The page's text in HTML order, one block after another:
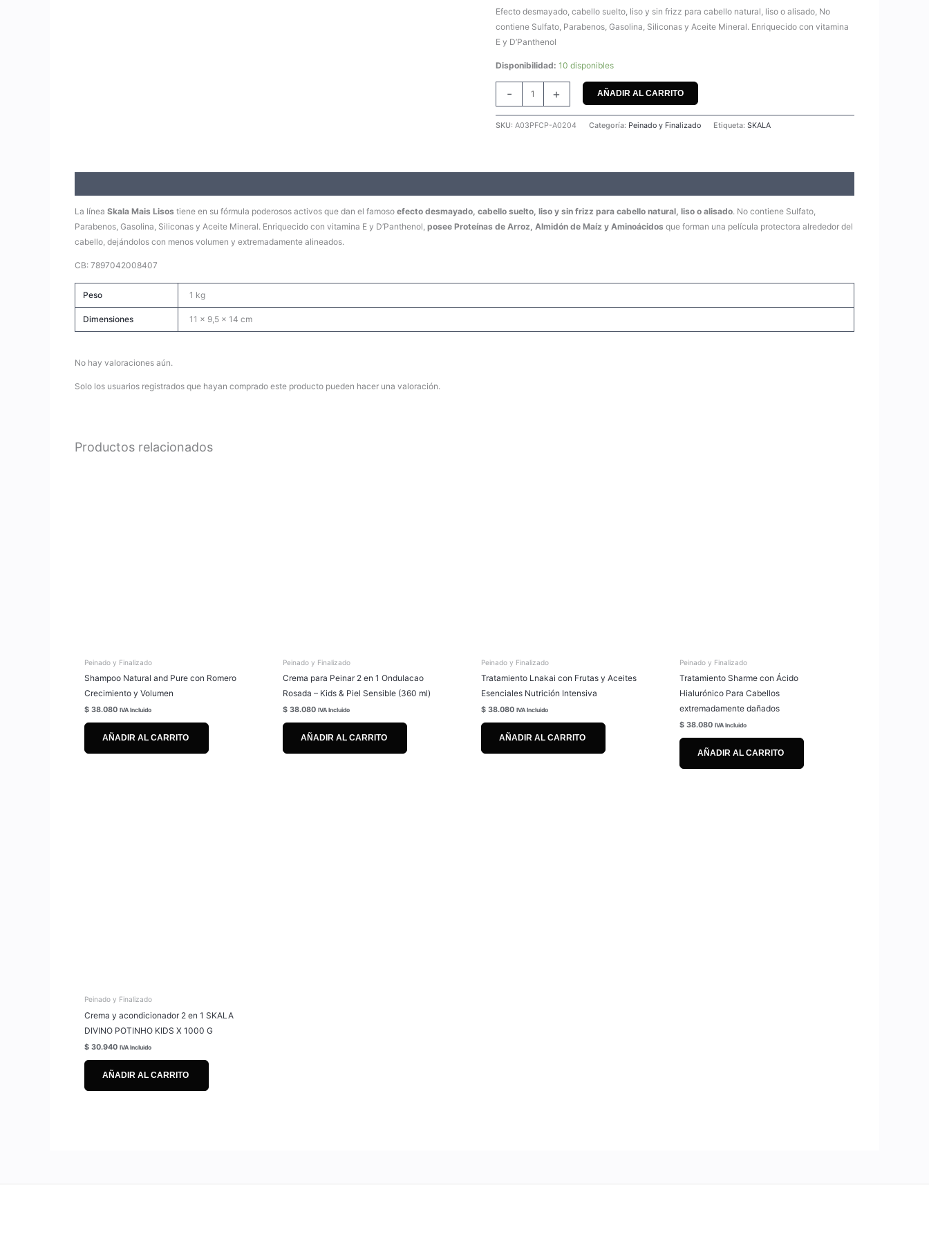
Efecto desmayado, cabello suelto, liso y sin frizz para cabello natural, liso o alisado, No
contiene Sulfato, Parabenos, Gasolina, Siliconas y Aceite Mineral. Enriquecido con vitamina
E y D’Panthenol
Disponibilidad: 10 disponibles
-
1000
G
cantidad
+ AÑADIR AL CARRITO
SKU:A03PFCP-A0204 Categoría: Peinado y Finalizado Etiqueta:SKALA
La línea Skala Mais Lisos tiene en su fórmula poderosos activos que dan el famoso efecto desmayado, cabello suelto, liso y sin frizz para cabello natural, liso o alisado. No contiene Sulfato,
Parabenos, Gasolina, Siliconas y Aceite Mineral. Enriquecido con vitamina E y D’Panthenol, posee Proteínas de Arroz, Almidón de Maíz y Aminoácidos que forman una película protectora alrededor del
cabello, dejándolos con menos volumen y extremadamente alineados.
CB: 7897042008407
Peso 1 kg
Dimensiones 11 × 9,5 × 14 cm
No hay valoraciones aún.
Solo los usuarios registrados que hayan comprado este producto pueden hacer una valoración.
Productos relacionados
Peinado y Finalizado
Shampoo Natural and Pure con Romero
Crecimiento y Volumen
$ 38.080 IVA Incluido
AÑADIR AL CARRITO
Peinado y Finalizado
Crema para Peinar 2 en 1 Ondulacao
Rosada – Kids & Piel Sensible (360 ml)
$ 38.080 IVA Incluido
AÑADIR AL CARRITO
Peinado y Finalizado
Tratamiento Lnakai con Frutas y Aceites
Esenciales Nutrición Intensiva
$ 38.080 IVA Incluido
AÑADIR AL CARRITO
Peinado y Finalizado
Tratamiento Sharme con Ácido
Hialurónico Para Cabellos
extremadamente dañados
$ 38.080 IVA Incluido
AÑADIR AL CARRITO
Peinado y Finalizado
Crema y acondicionador 2 en 1 SKALA
DIVINO POTINHO KIDS X 1000 G
$ 30.940 IVA Incluido
AÑADIR AL CARRITO